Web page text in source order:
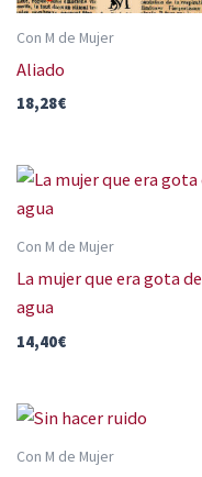
Con M de Mujer
Aliado
18,28€
Con M de Mujer
La mujer que era gota de
agua
14,40€
Con M de Mujer